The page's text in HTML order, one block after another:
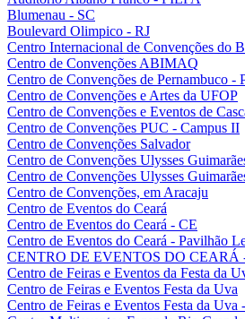
Blumenau - SC
Boulevard Olimpico - RJ
Centro Internacional de Convenções do
Centro de Convenções ABIMAQ
Centro de Convenções de Pernambuco -
Centro de Convenções e Artes da UFOP
Centro de Convenções e Eventos de
Centro de Convenções PUC - Campus II
Centro de Convenções Salvador
Centro de Convenções Ulysses
Centro de Convenções Ulysses
Centro de Convenções, em Aracaju
Centro de Eventos do Ceará
Centro de Eventos do Ceará - CE
Centro de Eventos do Ceará - Pavilhão
CENTRO DE EVENTOS DO CEARÁ
Centro de Feiras e Eventos da Festa da
Centro de Feiras e Eventos Festa da Uva
Centro de Feiras e Eventos Festa da Uva